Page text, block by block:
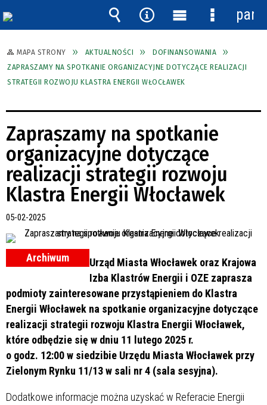
MAPA STRONY AKTUALNOŚCI
DOFINANSOWANIA
ZAPRASZAMY NA SPOTKANIE ORGANIZACYJNE DOTYCZĄCE REALIZACJI
STRATEGII ROZWOJU KLASTRA ENERGII WŁOCŁAWEK
Zapraszamy na spotkanie
organizacyjne dotyczące
realizacji strategii rozwoju
Klastra Energii Włocławek
05-02-2025
Archiwum
Urząd Miasta Włocławek oraz Krajowa
Izba Klastrów Energii i OZE zaprasza
podmioty zainteresowane przystąpieniem do Klastra
Energii Włocławek na spotkanie organizacyjne dotyczące
realizacji strategii rozwoju Klastra Energii Włocławek,
które odbędzie się w dniu 11 lutego 2025 r.
o godz. 12:00 w siedzibie Urzędu Miasta Włocławek przy
Zielonym Rynku 11/13 w sali nr 4 (sala sesyjna).
Dodatkowe informacje można uzyskać w Referacie Energii
Wyszukiwarka
Narzędzia
Menu
główne
Menu